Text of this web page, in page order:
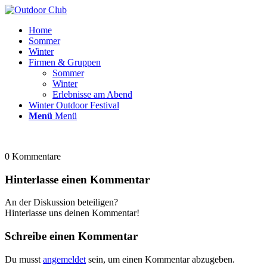
Home
Sommer
Winter
Firmen & Gruppen
Sommer
Winter
Erlebnisse am Abend
Winter Outdoor Festival
Menü Menü
0 Kommentare
Hinterlasse einen Kommentar
An der Diskussion beteiligen?
Hinterlasse uns deinen Kommentar!
Schreibe einen Kommentar
Du musst angemeldet sein, um einen Kommentar abzugeben.